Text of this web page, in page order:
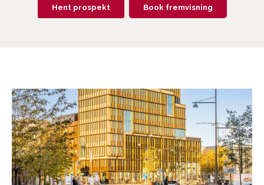
Hent prospekt Book fremvisning